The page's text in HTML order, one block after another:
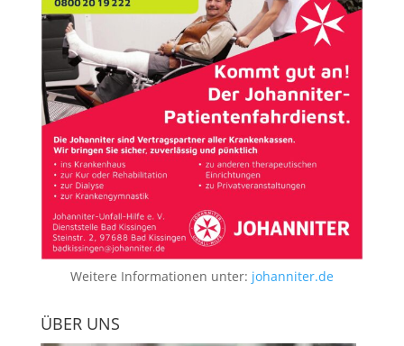
Weitere Informationen unter: johanniter.de
ÜBER UNS